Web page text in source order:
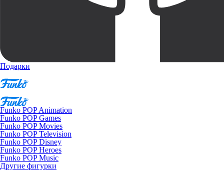
Подарки
Funko POP Animation
Funko POP Games
Funko POP Movies
Funko POP Television
Funko POP Disney
Funko POP Heroes
Funko POP Music
Другие фигурки